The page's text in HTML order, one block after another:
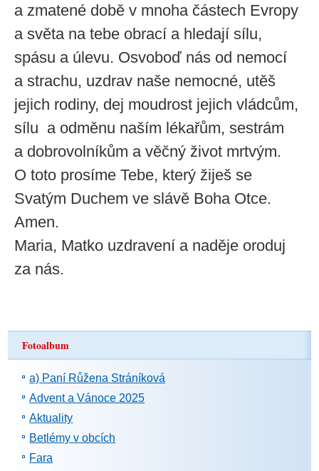
a zmatené době v mnoha částech Evropy
a světa na tebe obrací a hledají sílu,
spásu a úlevu. Osvoboď nás od nemocí
a strachu, uzdrav naše nemocné, utěš
jejich rodiny, dej moudrost jejich vládcům,
sílu a odměnu naším lékařům, sestrám
a dobrovolníkům a věčný život mrtvým.
O toto prosíme Tebe, který žiješ se
Svatým Duchem ve slávě Boha Otce.
Amen.
Maria, Matko uzdravení a naděje oroduj
za nás.
Fotoalbum
a) Paní Růžena Stráníková
Advent a Vánoce 2025
Aktuality
Betlémy v obcích
Fara